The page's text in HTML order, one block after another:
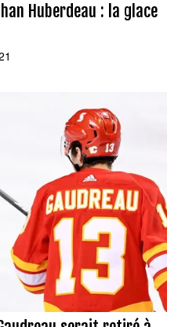
Huberdeau : la glace